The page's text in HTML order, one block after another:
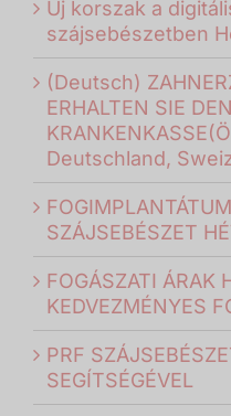
Új korszak a
szájsebészetben
(Deutsch)
ERHALTEN SIE
Deutschland,
SZÁJSEBÉSZET
FOGÁSZATI ÁRAK
KEDVEZMÉNYES
PRF
SEGÍTSÉGÉVEL